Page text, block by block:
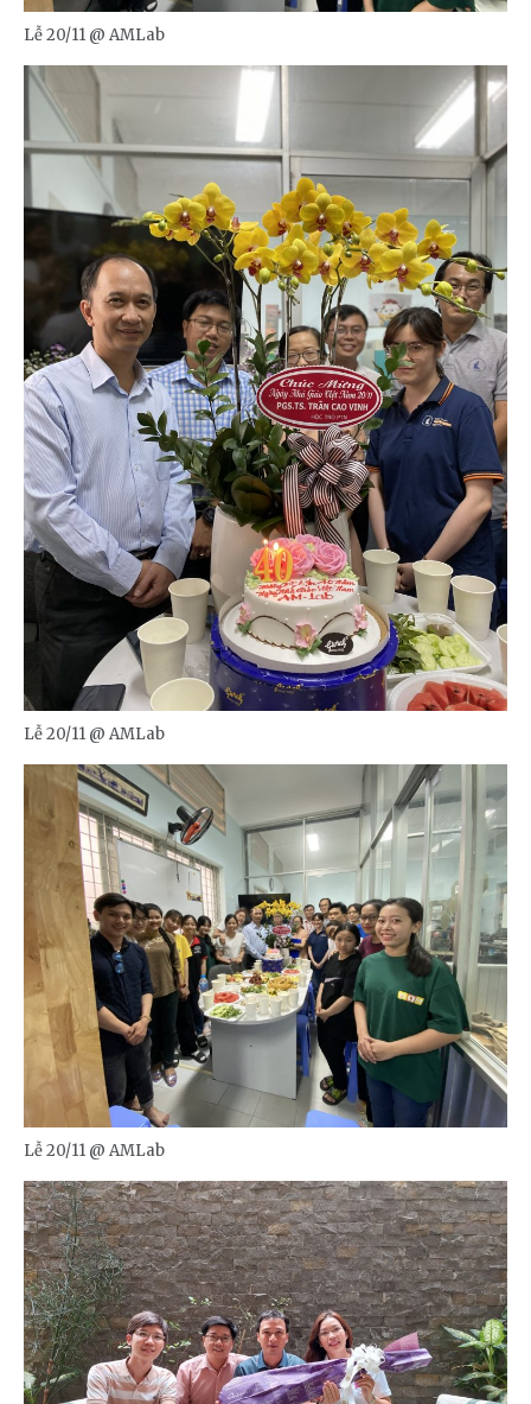
Lễ 20/11 @ AMLab
Lễ 20/11 @ AMLab
Lễ 20/11 @ AMLab